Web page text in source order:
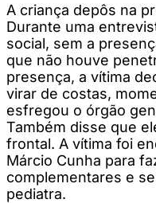
A criança depôs na
Durante uma
social, sem a
que não houve
presença, a vítima
virar de costas,
esfregou o órgão
Também disse que
frontal. A vítima foi
Márcio Cunha para
complementares e
pediatra.